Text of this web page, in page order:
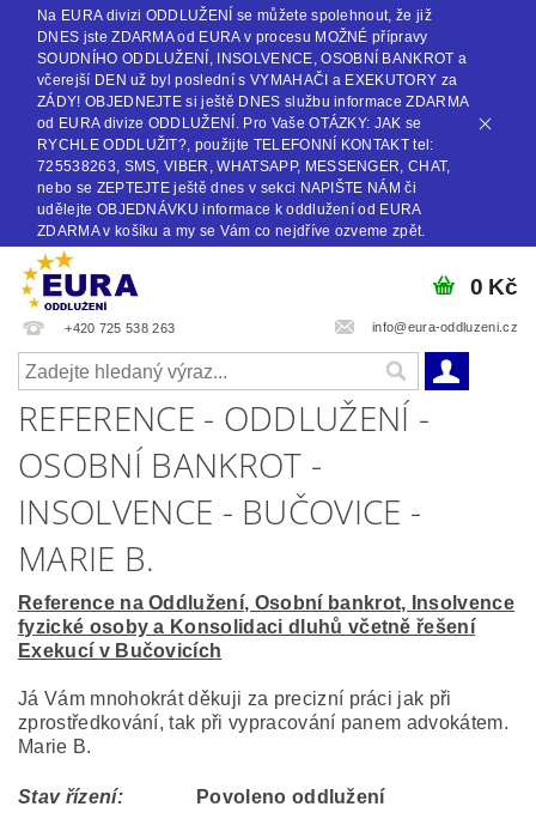
Na EURA divizi ODDLUŽENÍ se můžete spolehnout, že již
DNES jste ZDARMA od EURA v procesu MOŽNÉ přípravy
SOUDNÍHO ODDLUŽENÍ, INSOLVENCE, OSOBNÍ BANKROT a
včerejší DEN už byl poslední s VYMAHAČI a EXEKUTORY za
ZÁDY! OBJEDNEJTE si ještě DNES službu informace ZDARMA
od EURA divize ODDLUŽENÍ. Pro Vaše OTÁZKY: JAK se
RYCHLE ODDLUŽIT?, použijte TELEFONNÍ KONTAKT tel:
725538263, SMS, VIBER, WHATSAPP, MESSENGER, CHAT,
nebo se ZEPTEJTE ještě dnes v sekci NAPIŠTE NÁM či
udělejte OBJEDNÁVKU informace k oddlužení od EURA
ZDARMA v košíku a my se Vám co nejdříve ozveme zpět.
+420 725 538 263 info@eura-oddluzeni.cz
0 Kč
REFERENCE - ODDLUŽENÍ -
OSOBNÍ BANKROT -
INSOLVENCE - BUČOVICE -
MARIE B.
Reference na Oddlužení, Osobní bankrot, Insolvence
fyzické osoby a Konsolidaci dluhů včetně řešení
Exekucí v Bučovicích
Já Vám mnohokrát děkuji za precizní práci jak při
zprostředkování, tak při vypracování panem advokátem.
Marie B.
Stav řízení:
Povoleno oddlužení